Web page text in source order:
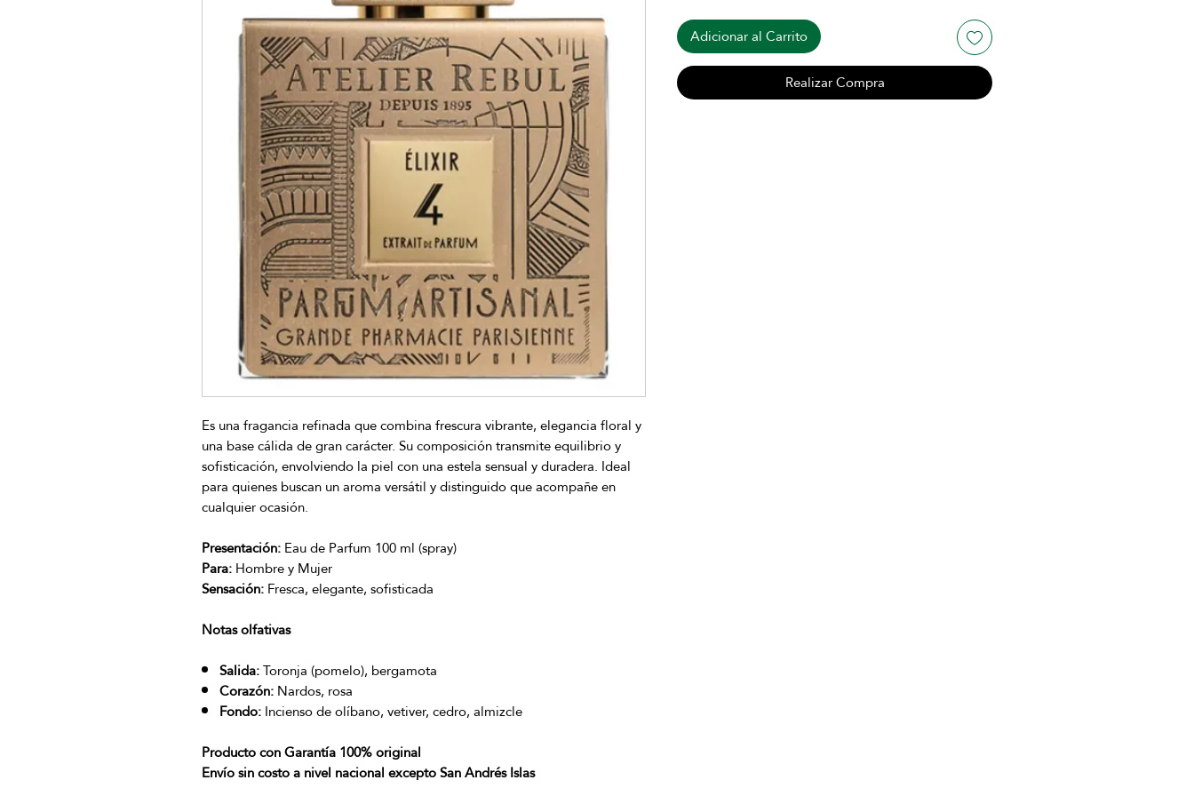
Es una fragancia refinada que combina frescura vibrante, elegancia floral y
una base cálida de gran carácter. Su composición transmite equilibrio y
sofisticación, envolviendo la piel con una estela sensual y duradera. Ideal
para quienes buscan un aroma versátil y distinguido que acompañe en
cualquier ocasión.
Presentación:Eau de Parfum 100 ml (spray)
Para:Hombre y Mujer
Sensación:Fresca, elegante, sofisticada
Notas olfativas
Salida:Toronja (pomelo), bergamota
Corazón:Nardos, rosa
Fondo:Incienso de olíbano, vetiver, cedro, almizcle
Producto con Garantía 100% original
Envío sin costo a nivel nacional excepto San Andrés Islas
Adicionar al Carrito
Realizar Compra